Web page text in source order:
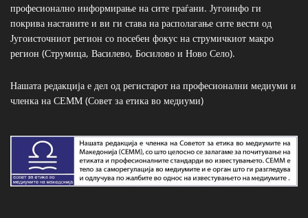
професионално информирање на сите граѓани. Југоинфо ги
покрива настаните и ви ги става на располагање сите вести од
Југоисточниот регион со посебен фокус на струмичкиот макро
регион (Струмица, Василево, Босилово и Ново Село).
Нашата редакција е дел од регистарот на професионални медиуми и
членка на СЕММ (Совет за етика во медиуми)